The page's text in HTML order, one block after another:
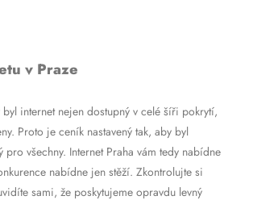
v Praze
internet nejen dostupný v celé šíři pokrytí,
Proto je ceník nastavený tak, aby byl
všechny. Internet Praha vám tedy nabídne
nabídne jen stěží. Zkontrolujte si
sami, že poskytujeme opravdu levný